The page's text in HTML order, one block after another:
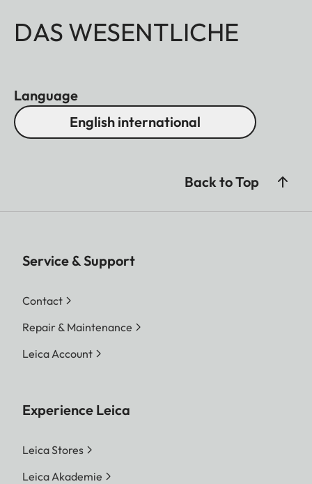
DAS WESENTLICHE
Language
English international
Back to Top
Service & Support
Contact
Repair & Maintenance
Leica Account
Experience Leica
Leica Stores
Leica Akademie